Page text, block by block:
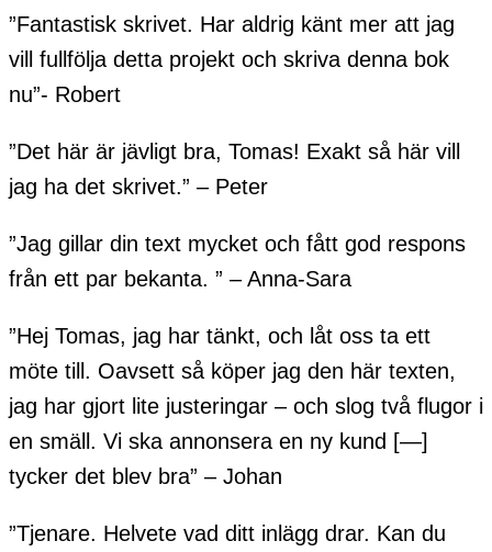
”Fantastisk skrivet. Har aldrig känt mer att jag
vill fullfölja detta projekt och skriva denna bok
nu”- Robert
”Det här är jävligt bra, Tomas! Exakt så här vill
jag ha det skrivet.” – Peter
”Jag gillar din text mycket och fått god respons
från ett par bekanta. ” – Anna-Sara
”Hej Tomas, jag har tänkt, och låt oss ta ett
möte till. Oavsett så köper jag den här texten,
jag har gjort lite justeringar – och slog två flugor i
en smäll. Vi ska annonsera en ny kund [—]
tycker det blev bra” – Johan
”Tjenare. Helvete vad ditt inlägg drar. Kan du